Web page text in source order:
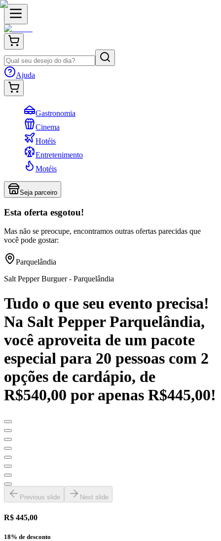
Ajuda
Gastronomia
Cinema
Hotéis
Entretenimento
Motéis
Seja parceiro
Esta oferta esgotou!
Mas não se preocupe, encontramos outras ofertas parecidas que
você pode gostar:
Parquelândia
Salt Pepper Burguer - Parquelândia
Tudo o que seu evento precisa!
Na Salt Pepper Parquelândia,
você aproveita de um pacote
especial para 20 pessoas com 2
opções de cardápio, de
R$540,00 por apenas R$445,00!
Previous slide Next slide
R$ 445,00
18% de desconto